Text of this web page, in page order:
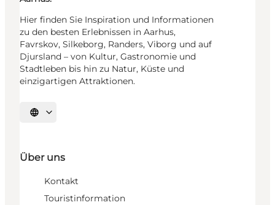
Hier finden Sie Inspiration und Informationen
zu den besten Erlebnissen in Aarhus,
Favrskov, Silkeborg, Randers, Viborg und auf
Djursland – von Kultur, Gastronomie und
Stadtleben bis hin zu Natur, Küste und
einzigartigen Attraktionen.
Sprache auswählen
Über uns
Kontakt
Touristinformation